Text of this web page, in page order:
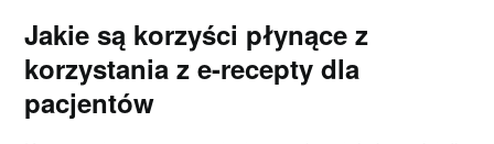
Jakie są korzyści płynące z
korzystania z e-recepty dla
pacjentów